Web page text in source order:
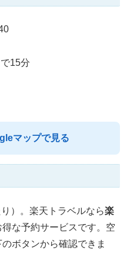
15分
マップで見る
り）。楽天トラベルなら楽
得な予約サービスです。空
ボタンから確認できま